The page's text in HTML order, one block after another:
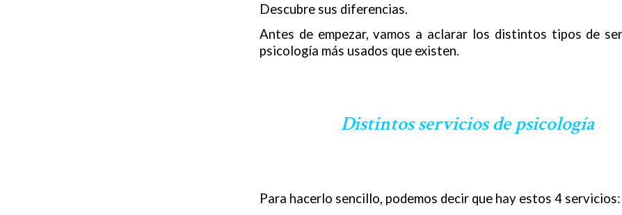
Descubre sus diferencias.
Antes de empezar, vamos a aclarar los distintos tipos de
psicología más usados que existen.
Distintos servicios de psicología
Para hacerlo sencillo, podemos decir que hay estos 4 servicios: